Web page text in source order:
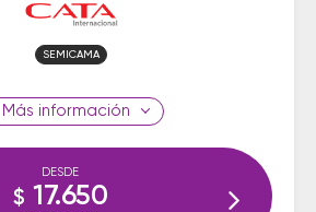
SEMICAMA
información
DESDE
$ 17.650